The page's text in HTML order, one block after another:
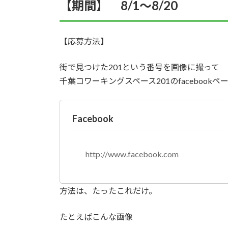
【期間】 8/1～8/20
【応募方法】
街で見つけた201という番号を画像に撮って
千葉コワーキングスペース201のfacebookペ
Facebook
http://www.facebook.com
方法は、たったこれだけ。
たとえばこんな画像